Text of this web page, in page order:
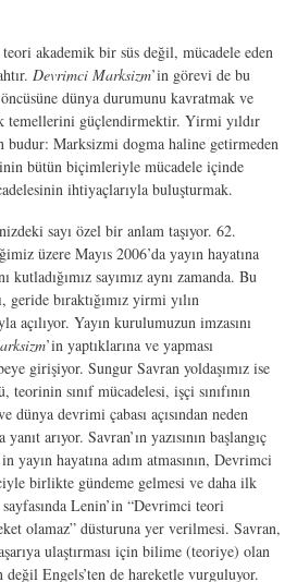
akademik bir süs değil, mücadele eden
Devrimci Marksizm’in görevi de bu
öncüsüne dünya durumunu kavratmak ve
temellerini güçlendirmektir. Yirmi yıldır
Marksizmi dogma haline getirmeden
bütün biçimleriyle mücadele içinde
ihtiyaçlarıyla buluşturmak.
sayı özel bir anlam taşıyor. 62.
üzere Mayıs 2006’da yayın hayatına
kutladığımız sayımız aynı zamanda. Bu
geride bıraktığımız yirmi yılın
açılıyor. Yayın kurulumuzun imzasını
’in yaptıklarına ve yapması
girişiyor. Sungur Savran yoldaşımız ise
sınıf mücadelesi, işçi sınıfının
dünya devrimi çabası açısından neden
arıyor. Savran’ın yazısının başlangıç
yayın hayatına adım atmasının, Devrimci
birlikte gündeme gelmesi ve daha ilk
Lenin’in “Devrimci teori
olamaz” düsturuna yer verilmesi. Savran,
ulaştırması için bilime (teoriye) olan
değil Engels’ten de hareketle vurguluyor.